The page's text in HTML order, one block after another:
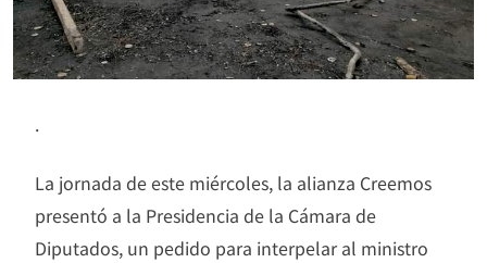
.
La jornada de este miércoles, la alianza Creemos
presentó a la Presidencia de la Cámara de
Diputados, un pedido para interpelar al ministro